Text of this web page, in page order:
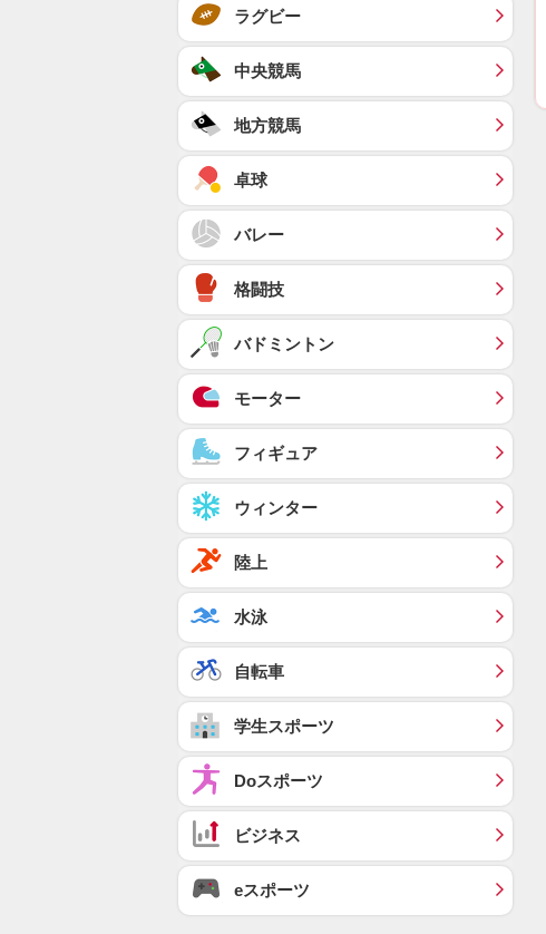
ラグビー
中央競馬
地方競馬
卓球
バレー
格闘技
バドミントン
モーター
フィギュア
ウィンター
陸上
水泳
自転車
学生スポーツ
Doスポーツ
ビジネス
eスポーツ